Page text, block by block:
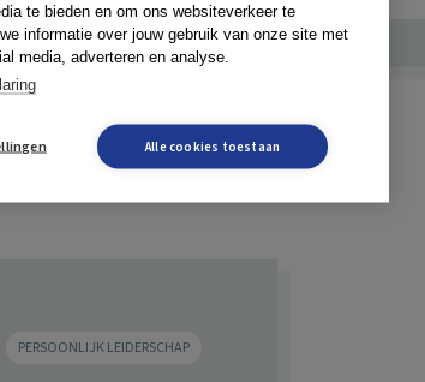
en werkzaam als trainer en
boekVertrouwen als kompas.
PERSOONLIJK LEIDERSCHAP
te bieden en om ons websiteverkeer te
informatie over jouw gebruik van onze site met
media, adverteren en analyse.
Alle cookies toestaan